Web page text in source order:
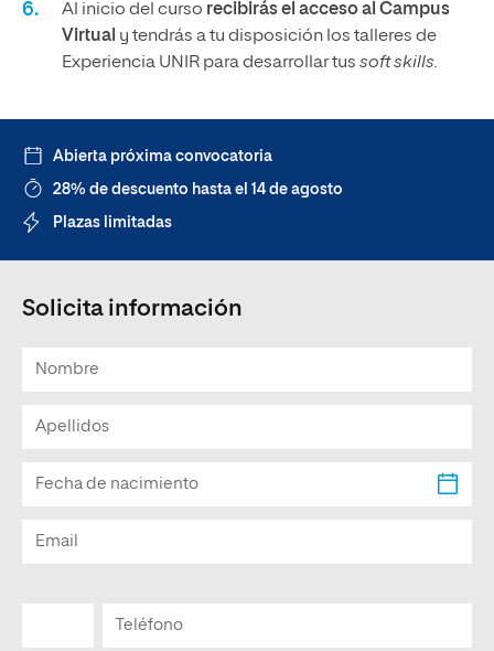
Al inicio del curso recibirás el acceso al Campus
Virtual y tendrás a tu disposición los talleres de
Experiencia UNIR para desarrollar tus soft skills.
Abierta próxima convocatoria
28% de descuento hasta el 14 de agosto
Plazas limitadas
Solicita información